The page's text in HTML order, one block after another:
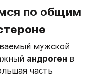
по общим
мужской
андроген в
часть